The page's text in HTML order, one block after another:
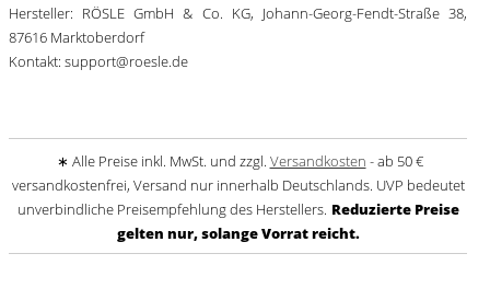
Hersteller: RÖSLE GmbH & Co. KG, Johann-Georg-Fendt-Straße 38,
87616 Marktoberdorf
Kontakt: support@roesle.de
∗ Alle Preise inkl. MwSt. und zzgl. Versandkosten - ab 50 €
versandkostenfrei, Versand nur innerhalb Deutschlands. UVP bedeutet
unverbindliche Preisempfehlung des Herstellers. Reduzierte Preise
gelten nur, solange Vorrat reicht.